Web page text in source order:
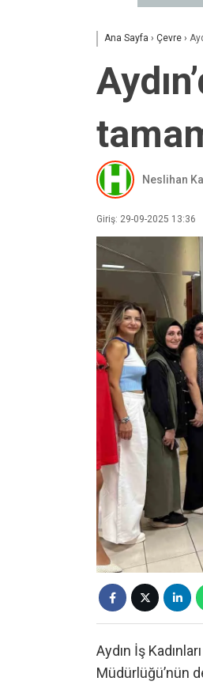
Ana Sayfa › Çevre ›
Neslihan
Giriş: 29-09-2025 13:36
Aydın İş
Müdürlüğü’nün